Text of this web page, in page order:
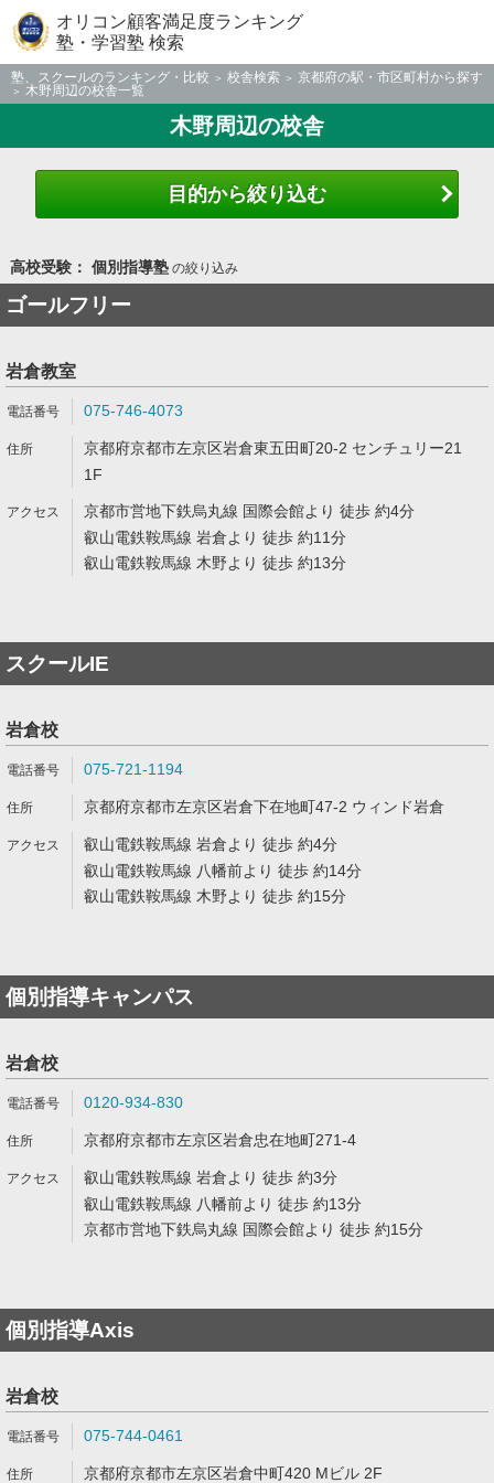
オリコン顧客満足度ランキング
塾・学習塾 検索
塾、スクールのランキング・比較 校舎検索
京都府の駅・市区町村から探す
木野周辺の校舎一覧
木野周辺の校舎
目的から絞り込む
高校受験： 個別指導塾の絞り込み
ゴールフリー
岩倉教室
075-746-4073
京都府京都市左京区岩倉東五田町20-2 センチュリー21
1F
京都市営地下鉄烏丸線 国際会館より 徒歩 約4分
叡山電鉄鞍馬線 岩倉より 徒歩 約11分
叡山電鉄鞍馬線 木野より 徒歩 約13分
スクールIE
岩倉校
075-721-1194
京都府京都市左京区岩倉下在地町47-2 ウィンド岩倉
叡山電鉄鞍馬線 岩倉より 徒歩 約4分
叡山電鉄鞍馬線 八幡前より 徒歩 約14分
叡山電鉄鞍馬線 木野より 徒歩 約15分
個別指導キャンパス
岩倉校
0120-934-830
京都府京都市左京区岩倉忠在地町271-4
叡山電鉄鞍馬線 岩倉より 徒歩 約3分
叡山電鉄鞍馬線 八幡前より 徒歩 約13分
京都市営地下鉄烏丸線 国際会館より 徒歩 約15分
個別指導Axis
岩倉校
075-744-0461
京都府京都市左京区岩倉中町420 Mビル 2F